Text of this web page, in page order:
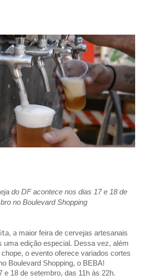
do DF acontece nos dias 17 e 18 de
no Boulevard Shopping
a maior feira de cervejas artesanais
uma edição especial. Dessa vez, além
o evento oferece variados cortes
Boulevard Shopping, o BEBA!
e 18 de setembro, das 11h às 22h.